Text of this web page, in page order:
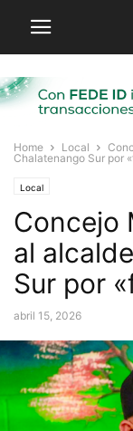
Home Local
Chalatenango Sur por
Local
Concejo
al
Sur por
abril 15, 2026